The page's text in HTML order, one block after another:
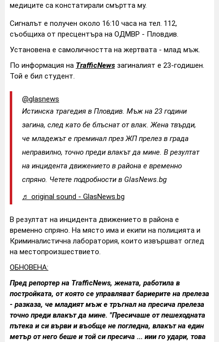
медиците са констатирали смъртта му.
Сигналът е получен около 16:10 часа на тел. 112,
съобщиха от пресцентъра на ОДМВР - Пловдив.
Установена е самоличността на жертвата - млад мъж.
По информация на TrafficNews загиналият е 23-годишен.
Той е бил студент.
@glasnews
Истинска трагедия в Пловдив. Мъж на 23 години
загина, след като бе блъснат от влак. Жена твърди,
че младежът е преминал през ЖП прелез в града
неправилно, точно преди влакът да мине. В резултат
на инцидента движението в района е временно
спряно. Четете подробности в GlasNews.bg
♬ original sound - GlasNews.bg
В резултат на инцидента движението в района е
временно спряно. На място има и екипи на полицията и
Криминалистична лаборатория, които извършват оглед
на местопроизшествието.
ОБНОВЕНА:
Пред репортер на TrafficNews, жената, работила в
постройката, от която се управляват бариерите на прелеза
- разказа, че младият мъж е тръгнал на пресича прелеза
точно преди влакът да мине. "Пресичаше от пешеходната
пътека и си върви и въобще не погледна, влакът на един
метър от него беше и той си пресича ... иии го удари, това